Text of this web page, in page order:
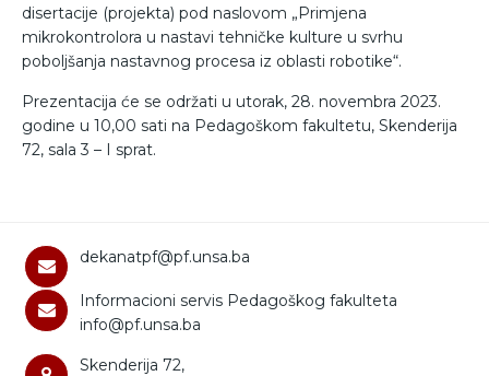
disertacije (projekta) pod naslovom „Primjena
mikrokontrolora u nastavi tehničke kulture u svrhu
poboljšanja nastavnog procesa iz oblasti robotike“.
Prezentacija će se održati u utorak, 28. novembra 2023.
godine u 10,00 sati na Pedagoškom fakultetu, Skenderija
72, sala 3 – I sprat.
dekanatpf@pf.unsa.ba
Informacioni servis Pedagoškog fakulteta
info@pf.unsa.ba
Skenderija 72,